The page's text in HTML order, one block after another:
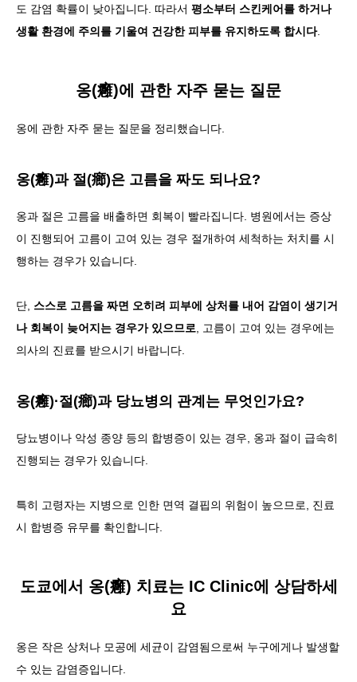
도 감염 확률이 낮아집니다. 따라서 평소부터 스킨케어를 하거나
생활 환경에 주의를 기울여 건강한 피부를 유지하도록 합시다.
옹(癰)에 관한 자주 묻는 질문
옹에 관한 자주 묻는 질문을 정리했습니다.
옹(癰)과 절(癤)은 고름을 짜도 되나요?
옹과 절은 고름을 배출하면 회복이 빨라집니다. 병원에서는 증상
이 진행되어 고름이 고여 있는 경우 절개하여 세척하는 처치를 시
행하는 경우가 있습니다.
단, 스스로 고름을 짜면 오히려 피부에 상처를 내어 감염이 생기거
나 회복이 늦어지는 경우가 있으므로, 고름이 고여 있는 경우에는
의사의 진료를 받으시기 바랍니다.
옹(癰)·절(癤)과 당뇨병의 관계는 무엇인가요?
당뇨병이나 악성 종양 등의 합병증이 있는 경우, 옹과 절이 급속히
진행되는 경우가 있습니다.
특히 고령자는 지병으로 인한 면역 결핍의 위험이 높으므로, 진료
시 합병증 유무를 확인합니다.
도쿄에서 옹(癰) 치료는 IC Clinic에 상담하세
요
옹은 작은 상처나 모공에 세균이 감염됨으로써 누구에게나 발생할
수 있는 감염증입니다.